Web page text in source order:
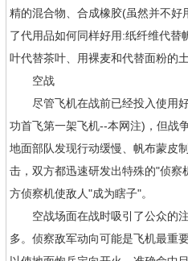
精的混合物、合成橡胶(虽然并不
了代用品如何同样好用:纸纤维代替
叶代替茶叶、用裸麦和代替面粉的
空战
尽管飞机在战前已经投入使用
功首飞第一架飞机--本网注)，但战
地面部队发现行动缓慢、帆布蒙皮
击，双方都迅速研发出特殊的"侦察
方侦察机使敌人"成为瞎子"。
空战场面在战时吸引了公众的
多。侦察敌军动向可能是飞机最重